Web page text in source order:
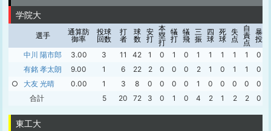
学院大
選手
通算防
御率
投球
回数
打
者
球
数
安
打
本
塁
打
犠
打
犠
飛
三
振
四
球
死
球
失
点
自
責
点
暴
投
中川 陽市郎
3.00 3 11 42 1 0 1 0 1 1 1 1 1 0
有銘 孝太朗
9.00 1 6 22 2 0 0 0 2 1 0 1 1 0
○
大友 光晴 0.00 1 3 8 0 0 0 0 1 0 0 0 0 0
合計
5 20 72 3 0 1 0 4 2 1 2 2 0
東工大